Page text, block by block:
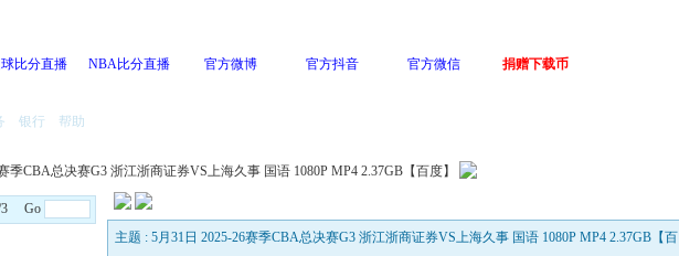
比分直播 NBA比分直播 官方微博 官方抖音 官方微信 捐赠下载币
银行 帮助
季CBA总决赛G3 浙江浙商证券VS上海久事 国语 1080P MP4 2.37GB【百度】
3 Go
主题 : 5月31日 2025-26赛季CBA总决赛G3 浙江浙商证券VS上海久事 国语 1080P MP4 2.37GB【百